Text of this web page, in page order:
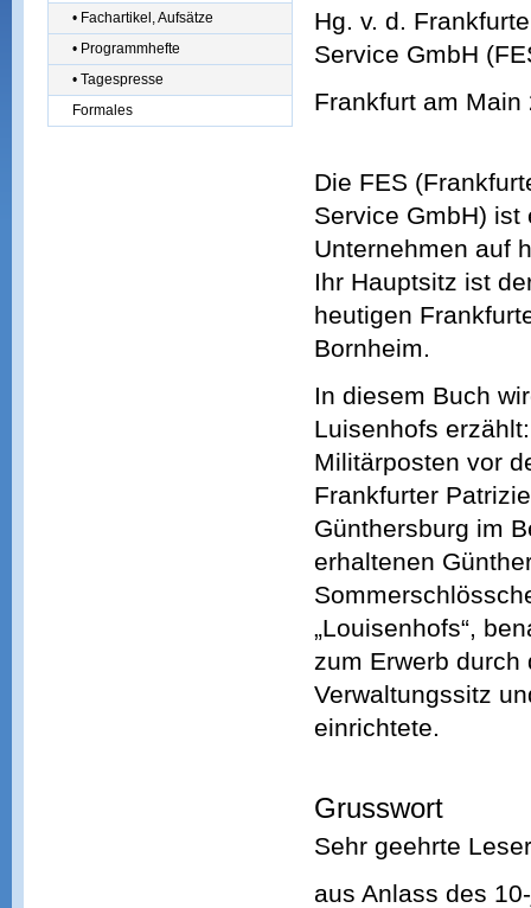
Hg. v. d.
Service GmbH
Frankfurt am Main
Die FES
Service GmbH) ist
Unternehmen auf
Ihr Hauptsitz ist
heutigen
Bornheim.
In diesem Buch
Luisenhofs
Militärposten vor
Frankfurter
Günthersburg im
erhaltenen
„Louisenhofs“,
zum Erwerb
Verwaltungssitz
einrichtete.
Grusswort
Sehr geehrte
aus Anlass des
• Fachartikel, Aufsätze
• Programmhefte
• Tagespresse
Formales